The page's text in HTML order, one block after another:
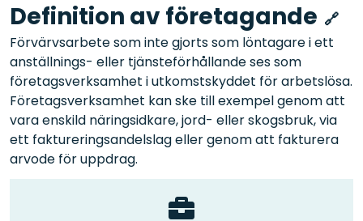
Definition av företagande
Förvärvsarbete som inte gjorts som löntagare i ett
anställnings- eller tjänsteförhållande ses som
företagsverksamhet i utkomstskyddet för arbetslösa.
Företagsverksamhet kan ske till exempel genom att
vara enskild näringsidkare, jord- eller skogsbruk, via
ett faktureringsandelslag eller genom att fakturera
arvode för uppdrag.